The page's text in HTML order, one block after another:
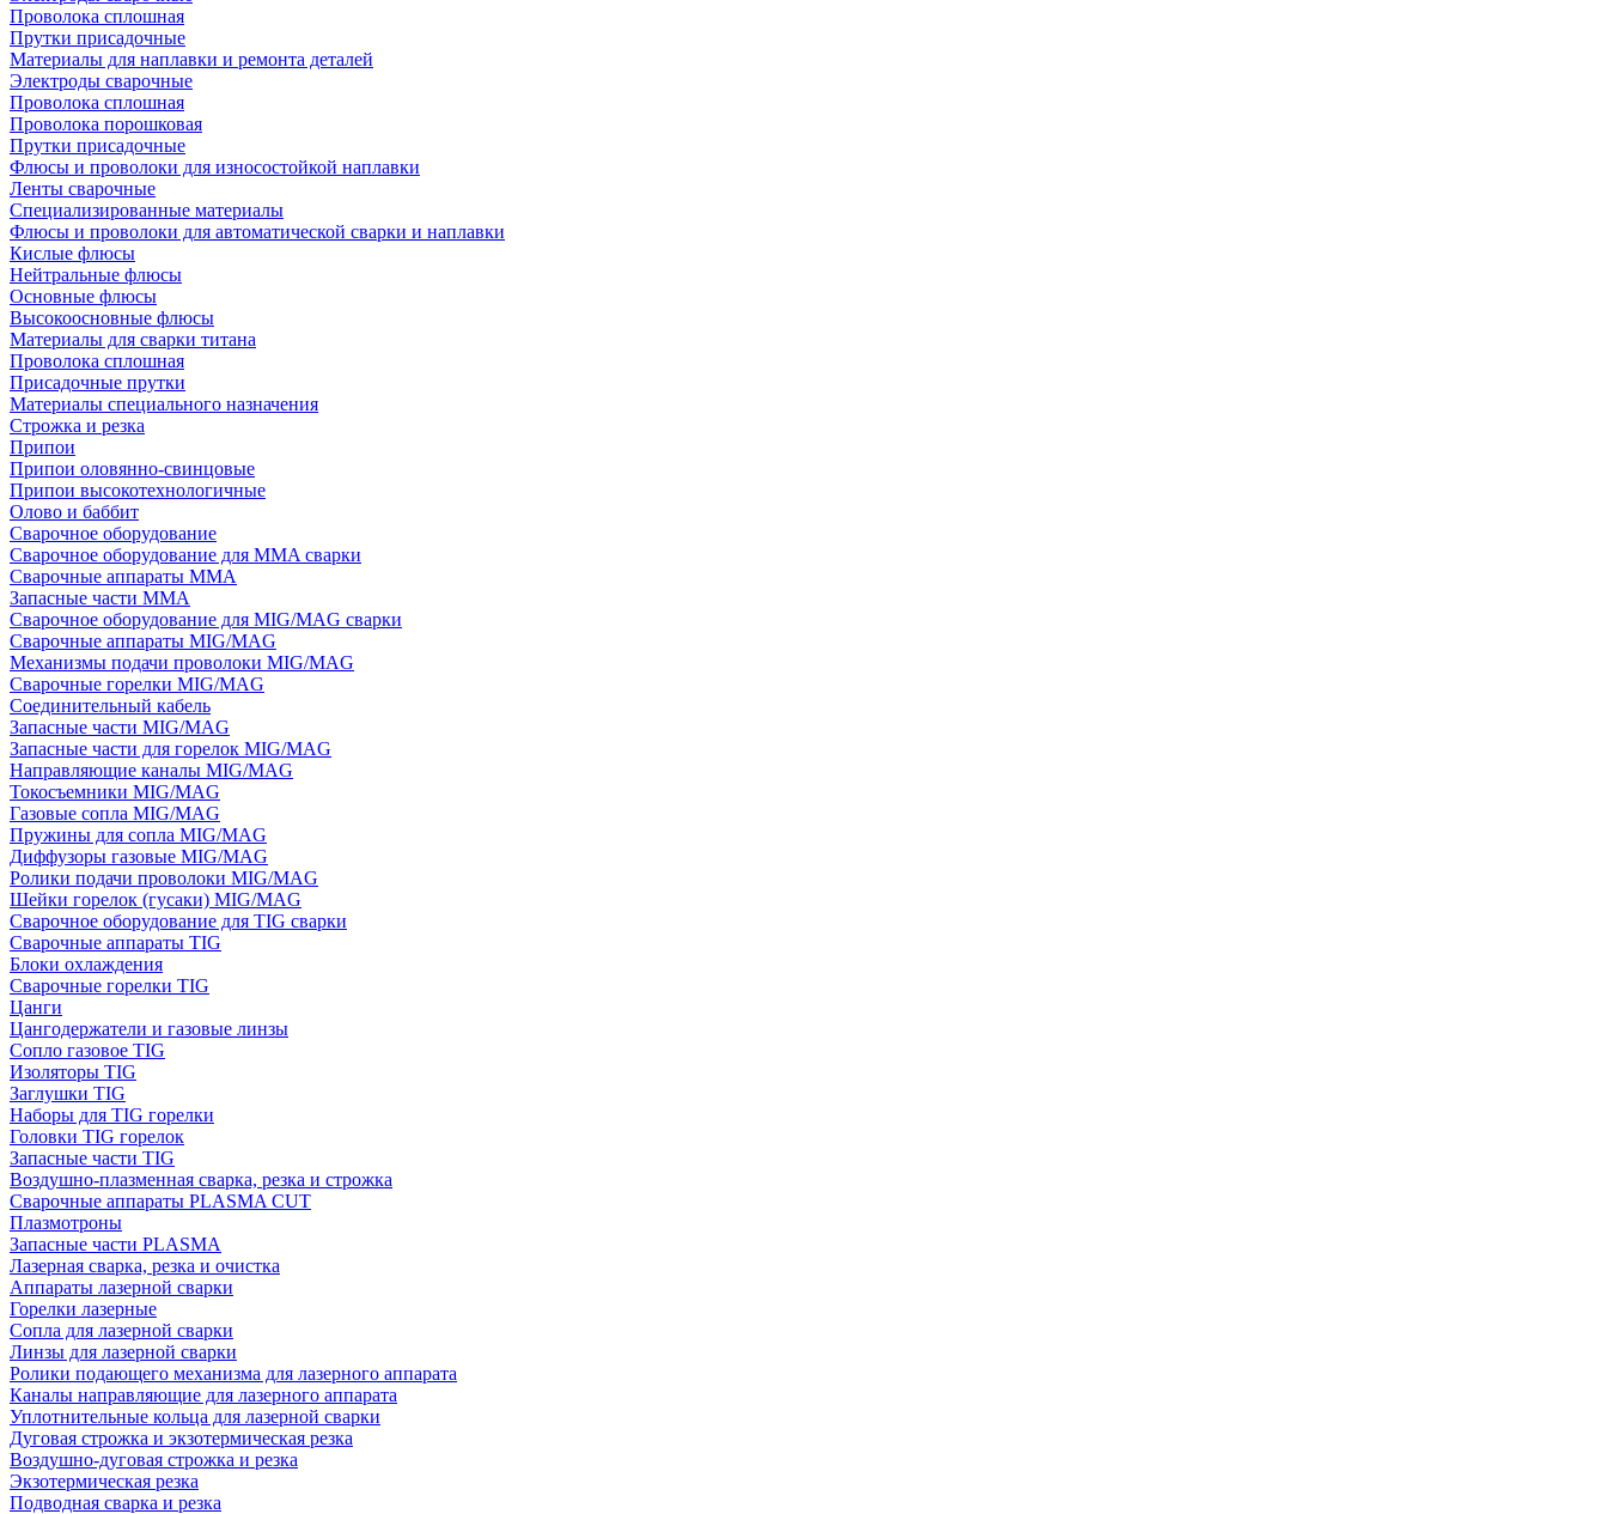
Проволока сплошная
Прутки присадочные
Материалы для наплавки и ремонта деталей
Электроды сварочные
Проволока сплошная
Проволока порошковая
Прутки присадочные
Флюсы и проволоки для износостойкой наплавки
Ленты сварочные
Специализированные материалы
Флюсы и проволоки для автоматической сварки и наплавки
Кислые флюсы
Нейтральные флюсы
Основные флюсы
Высокоосновные флюсы
Материалы для сварки титана
Проволока сплошная
Присадочные прутки
Материалы специального назначения
Строжка и резка
Припои
Припои оловянно-свинцовые
Припои высокотехнологичные
Олово и баббит
Сварочное оборудование
Сварочное оборудование для MMA сварки
Сварочные аппараты MMA
Запасные части MMA
Сварочное оборудование для MIG/MAG сварки
Сварочные аппараты MIG/MAG
Механизмы подачи проволоки MIG/MAG
Сварочные горелки MIG/MAG
Соединительный кабель
Запасные части MIG/MAG
Запасные части для горелок MIG/MAG
Направляющие каналы MIG/MAG
Токосъемники MIG/MAG
Газовые сопла MIG/MAG
Пружины для сопла MIG/MAG
Диффузоры газовые MIG/MAG
Ролики подачи проволоки MIG/MAG
Шейки горелок (гусаки) MIG/MAG
Сварочное оборудование для TIG сварки
Сварочные аппараты TIG
Блоки охлаждения
Сварочные горелки TIG
Цанги
Цангодержатели и газовые линзы
Сопло газовое TIG
Изоляторы TIG
Заглушки TIG
Наборы для TIG горелки
Головки TIG горелок
Запасные части TIG
Воздушно-плазменная сварка, резка и строжка
Сварочные аппараты PLASMA CUT
Плазмотроны
Запасные части PLASMA
Лазерная сварка, резка и очистка
Аппараты лазерной сварки
Горелки лазерные
Сопла для лазерной сварки
Линзы для лазерной сварки
Ролики подающего механизма для лазерного аппарата
Каналы направляющие для лазерного аппарата
Уплотнительные кольца для лазерной сварки
Дуговая строжка и экзотермическая резка
Воздушно-дуговая строжка и резка
Экзотермическая резка
Подводная сварка и резка